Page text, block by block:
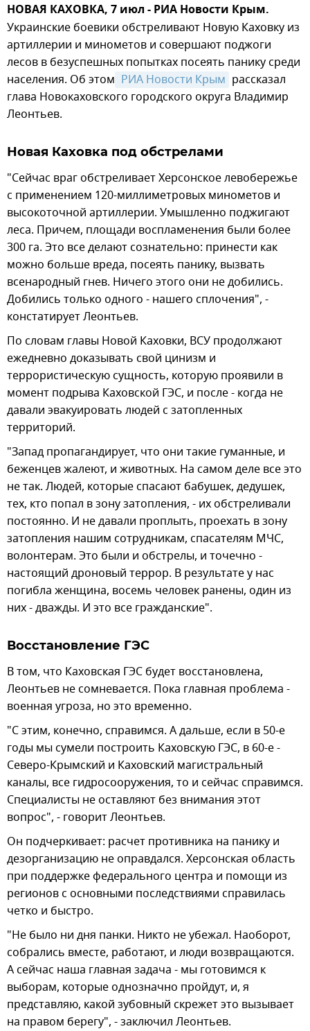
НОВАЯ КАХОВКА, 7 июл - РИА Новости Крым.
Украинские боевики обстреливают Новую Каховку из
артиллерии и минометов и совершают поджоги
лесов в безуспешных попытках посеять панику среди
населения. Об этом РИА Новости Крым рассказал
глава Новокаховского городского округа Владимир
Леонтьев.
Новая Каховка под обстрелами
"Сейчас враг обстреливает Херсонское левобережье
с применением 120-миллиметровых минометов и
высокоточной артиллерии. Умышленно поджигают
леса. Причем, площади воспламенения были более
300 га. Это все делают сознательно: принести как
можно больше вреда, посеять панику, вызвать
всенародный гнев. Ничего этого они не добились.
Добились только одного - нашего сплочения", -
констатирует Леонтьев.
По словам главы Новой Каховки, ВСУ продолжают
ежедневно доказывать свой цинизм и
террористическую сущность, которую проявили в
момент подрыва Каховской ГЭС, и после - когда не
давали эвакуировать людей с затопленных
территорий.
"Запад пропагандирует, что они такие гуманные, и
беженцев жалеют, и животных. На самом деле все это
не так. Людей, которые спасают бабушек, дедушек,
тех, кто попал в зону затопления, - их обстреливали
постоянно. И не давали проплыть, проехать в зону
затопления нашим сотрудникам, спасателям МЧС,
волонтерам. Это были и обстрелы, и точечно -
настоящий дроновый террор. В результате у нас
погибла женщина, восемь человек ранены, один из
них - дважды. И это все гражданские".
Восстановление ГЭС
В том, что Каховская ГЭС будет восстановлена,
Леонтьев не сомневается. Пока главная проблема -
военная угроза, но это временно.
"С этим, конечно, справимся. А дальше, если в 50-е
годы мы сумели построить Каховскую ГЭС, в 60-е -
Северо-Крымский и Каховский магистральный
каналы, все гидросооружения, то и сейчас справимся.
Специалисты не оставляют без внимания этот
вопрос", - говорит Леонтьев.
Он подчеркивает: расчет противника на панику и
дезорганизацию не оправдался. Херсонская область
при поддержке федерального центра и помощи из
регионов с основными последствиями справилась
четко и быстро.
"Не было ни дня панки. Никто не убежал. Наоборот,
собрались вместе, работают, и люди возвращаются.
А сейчас наша главная задача - мы готовимся к
выборам, которые однозначно пройдут, и, я
представляю, какой зубовный скрежет это вызывает
на правом берегу", - заключил Леонтьев.